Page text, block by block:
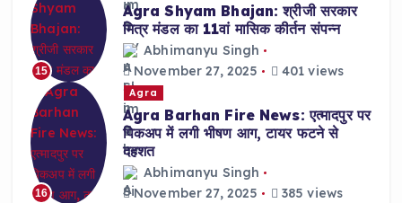
15
Agra Shyam Bhajan: श्रीजी सरकार
मित्र मंडल का 11वां मासिक कीर्तन संपन्न
Abhimanyu Singh
November 27, 2025
401 views
16
Agra
Agra Barhan Fire News: एत्मादपुर पर
पिकअप में लगी भीषण आग, टायर फटने से
दहशत
Abhimanyu Singh
November 27, 2025
385 views